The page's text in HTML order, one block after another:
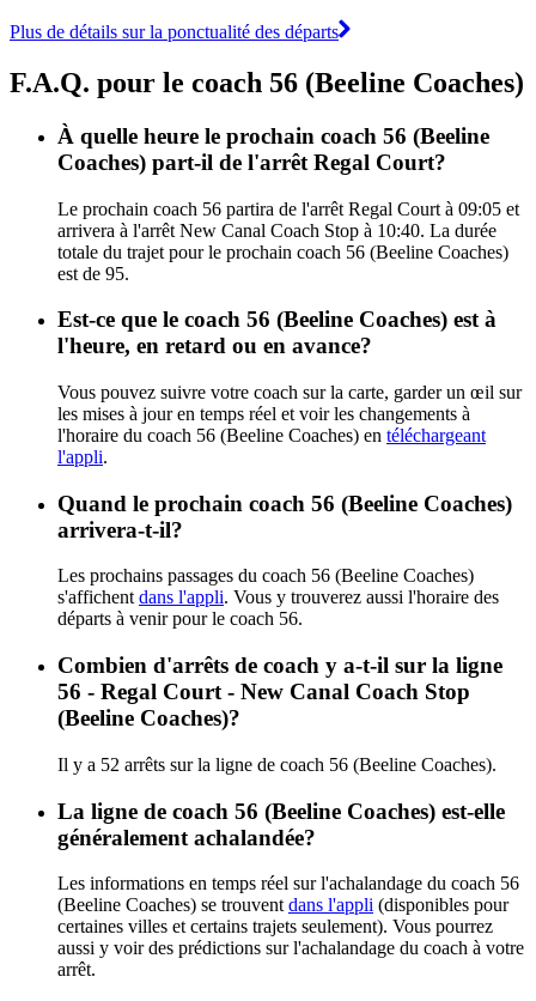
Plus de détails sur la ponctualité des départs
F.A.Q. pour le coach 56 (Beeline Coaches)
À quelle heure le prochain coach 56 (Beeline
Coaches) part-il de l'arrêt Regal Court?
Le prochain coach 56 partira de l'arrêt Regal Court à 09:05 et
arrivera à l'arrêt New Canal Coach Stop à 10:40. La durée
totale du trajet pour le prochain coach 56 (Beeline Coaches)
est de 95.
Est-ce que le coach 56 (Beeline Coaches) est à
l'heure, en retard ou en avance?
Vous pouvez suivre votre coach sur la carte, garder un œil sur
les mises à jour en temps réel et voir les changements à
l'horaire du coach 56 (Beeline Coaches) en téléchargeant
l'appli.
Quand le prochain coach 56 (Beeline Coaches)
arrivera-t-il?
Les prochains passages du coach 56 (Beeline Coaches)
s'affichent dans l'appli. Vous y trouverez aussi l'horaire des
départs à venir pour le coach 56.
Combien d'arrêts de coach y a-t-il sur la ligne
56 - Regal Court - New Canal Coach Stop
(Beeline Coaches)?
Il y a 52 arrêts sur la ligne de coach 56 (Beeline Coaches).
La ligne de coach 56 (Beeline Coaches) est-elle
généralement achalandée?
Les informations en temps réel sur l'achalandage du coach 56
(Beeline Coaches) se trouvent dans l'appli (disponibles pour
certaines villes et certains trajets seulement). Vous pourrez
aussi y voir des prédictions sur l'achalandage du coach à votre
arrêt.